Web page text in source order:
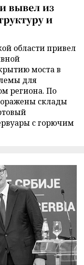
вывел из
и
области привел
моста в
для
региона. По
склады
с горючим